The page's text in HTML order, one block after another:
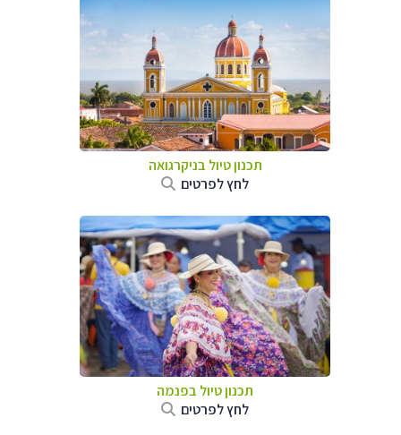
תכנון טיול בניקרגואה
לחץ לפרטים
תכנון טיול בפנמה
לחץ לפרטים